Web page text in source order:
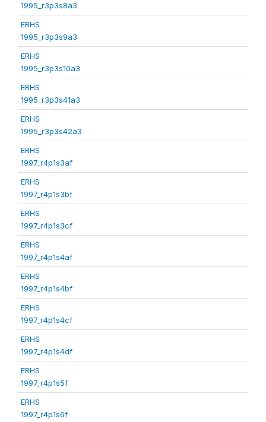
1995_r3p3s8a3
ERHS
1995_r3p3s9a3
ERHS
1995_r3p3s10a3
ERHS
1995_r3p3s41a3
ERHS
1995_r3p3s42a3
ERHS
1997_r4p1s3af
ERHS
1997_r4p1s3bf
ERHS
1997_r4p1s3cf
ERHS
1997_r4p1s4af
ERHS
1997_r4p1s4bf
ERHS
1997_r4p1s4cf
ERHS
1997_r4p1s4df
ERHS
1997_r4p1s5f
ERHS
1997_r4p1s6f